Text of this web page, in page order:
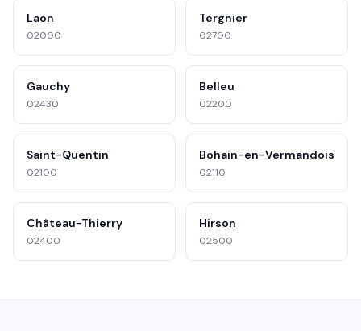
Laon
02000
Tergnier
02700
Gauchy
02430
Belleu
02200
Saint-Quentin
02100
Bohain-en-Vermandois
02110
Château-Thierry
02400
Hirson
02500